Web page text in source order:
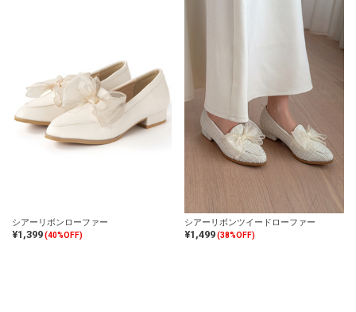
シアーリボンローファー
¥1,399(40%OFF)
シアーリボンツイードローファー
¥1,499(38%OFF)